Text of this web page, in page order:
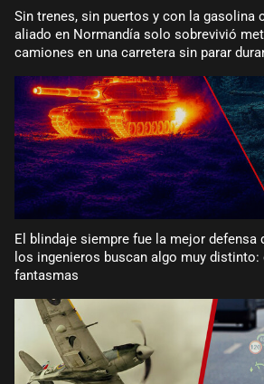
Sin trenes, sin puertos y con la gasolina
aliado en Normandía solo sobrevivió
camiones en una carretera sin parar
El blindaje siempre fue la mejor defensa
los ingenieros buscan algo muy
fantasmas